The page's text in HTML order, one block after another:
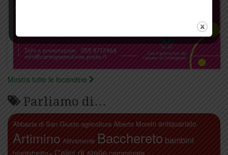
Mostra tutte le locandine
Parliamo di…
Abbazia di San Giusto agricoltura Alberto Moretti antiquariato
Artimino Attivamente Bacchereto bambini
camminate